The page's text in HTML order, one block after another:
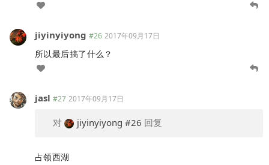
jiyinyiyong #26 2017年09月17日
所以最后搞了什么？
jasl #27 2017年09月17日
对 jiyinyiyong #26 回复
占领西湖